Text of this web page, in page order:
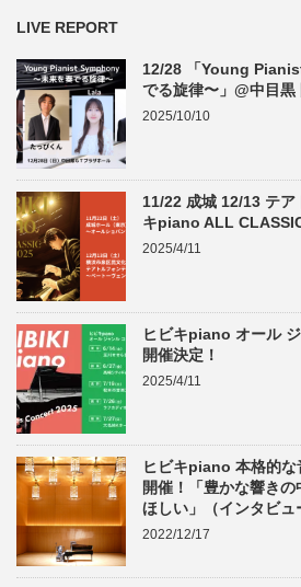
LIVE REPORT
12/28 「Young
でる旋律〜」@中目黒
2025/10/10
11/22 成城 12/13 テア
キpiano ALL
2025/4/11
ヒビキpiano オール
開催決定！
2025/4/11
ヒビキpiano 本格的
開催！「豊かな響き
ほしい」（インタビュ
2022/12/17